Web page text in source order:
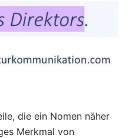
die ein Nomen näher
Merkmal von